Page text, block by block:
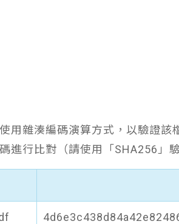
用雜湊編碼演算方式，以驗證
進行比對（請使用「SHA256」